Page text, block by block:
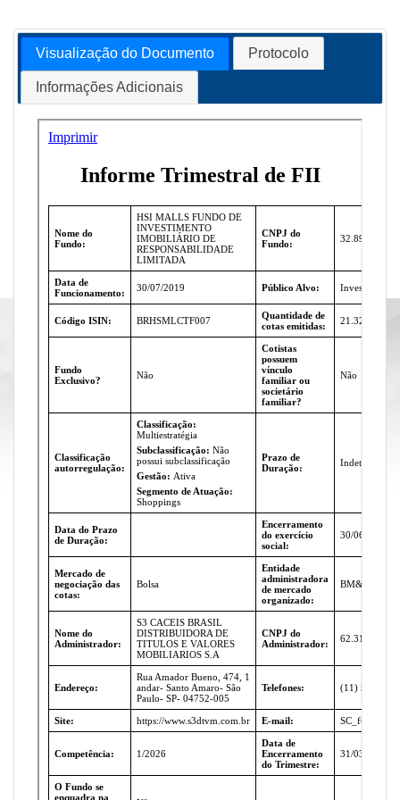
Visualização do Documento Protocolo
Informações Adicionais